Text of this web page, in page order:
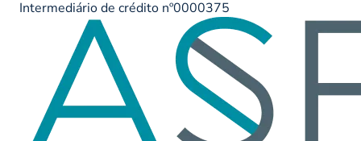
Intermediário de crédito nº0000375